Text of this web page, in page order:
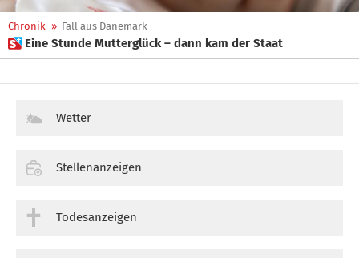
Chronik » Fall aus Dänemark
 Eine Stunde Mutterglück – dann kam der Staat
Wetter
Stellenanzeigen
Todesanzeigen